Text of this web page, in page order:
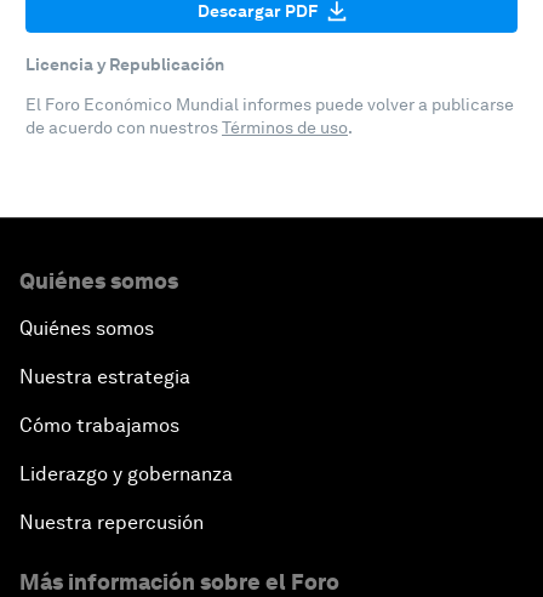
Descargar PDF
Licencia y Republicación
El Foro Económico Mundial informes puede volver a publicarse
de acuerdo con nuestrosTérminos de uso.
Quiénes somos
Quiénes somos
Nuestra estrategia
Cómo trabajamos
Liderazgo y gobernanza
Nuestra repercusión
Más información sobre el Foro